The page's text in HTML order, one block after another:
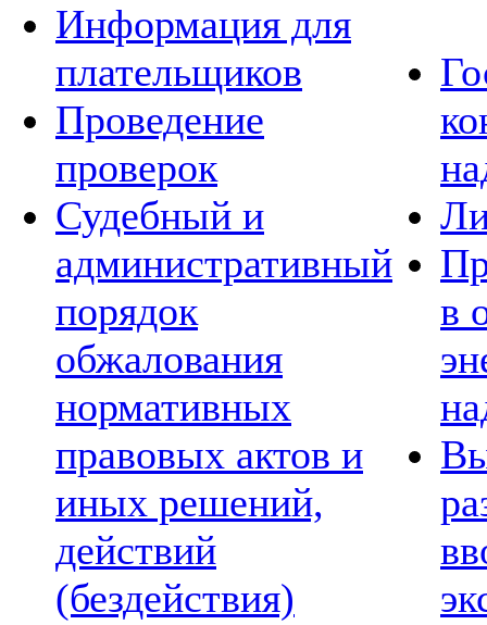
Информация для
плательщиков
Проведение
проверок
Судебный и
административный
порядок
обжалования
нормативных
правовых актов и
иных решений,
действий
(бездействия)
в